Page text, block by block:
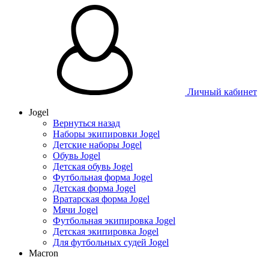
Личный кабинет
Jogel
Вернуться назад
Наборы экипировки Jogel
Детские наборы Jogel
Обувь Jogel
Детская обувь Jogel
Футбольная форма Jogel
Детская форма Jogel
Вратарская форма Jogel
Мячи Jogel
Футбольная экипировка Jogel
Детская экипировка Jogel
Для футбольных судей Jogel
Macron
Таблица размеров